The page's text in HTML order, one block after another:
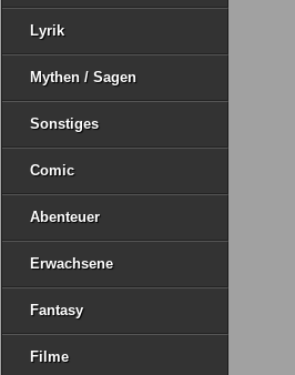
Lyrik
Mythen / Sagen
Sonstiges
Comic
Abenteuer
Erwachsene
Fantasy
Filme